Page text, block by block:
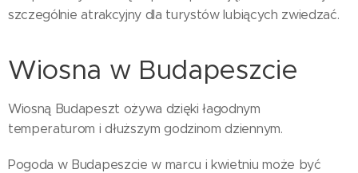
szczególnie atrakcyjny dla turystów lubiących zwiedzać.
Wiosna w Budapeszcie
Wiosną Budapeszt ożywa dzięki łagodnym
temperaturom i dłuższym godzinom dziennym.
Pogoda w Budapeszcie w marcu i kwietniu może być